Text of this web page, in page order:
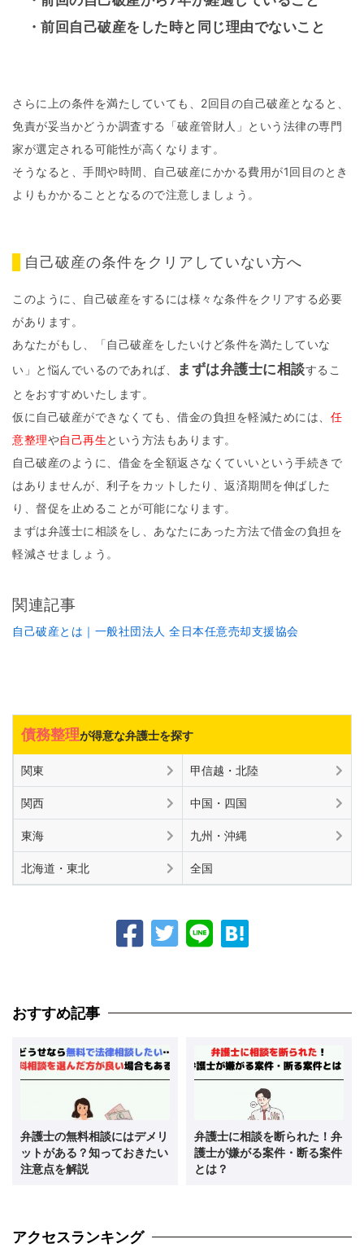
・前回自己破産をした時と同じ理由でないこと
さらに上の条件を満たしていても、2回目の自己破産となると、
免責が妥当かどうか調査する「破産管財人」という法律の専門
家が選定される可能性が高くなります。
そうなると、手間や時間、自己破産にかかる費用が1回目のとき
よりもかかることとなるので注意しましょう。
自己破産の条件をクリアしていない方へ
このように、自己破産をするには様々な条件をクリアする必要
があります。
あなたがもし、「自己破産をしたいけど条件を満たしていな
い」と悩んでいるのであれば、
まずは弁護士に相談するこ
とをおすすめいたします。
仮に自己破産ができなくても、借金の負担を軽減ためには、 任
意整理や自己再生という方法もあります。
自己破産のように、借金を全額返さなくていいという手続きで
はありませんが、利子をカットしたり、返済期間を伸ばした
り、督促を止めることが可能になります。
まずは弁護士に相談をし、あなたにあった方法で借金の負担を
軽減させましょう。
関連記事
自己破産とは｜一般社団法人 全日本任意売却支援協会
債務整理が得意な弁護士を探す
関東 甲信越・北陸
関西 中国・四国
東海 九州・沖縄
北海道・東北 全国
おすすめ記事
弁護士の無料相談にはデメリ
ットがある？知っておきたい
注意点を解説
弁護士に相談を断られた！弁
護士が嫌がる案件・断る案件
とは？
アクセスランキング